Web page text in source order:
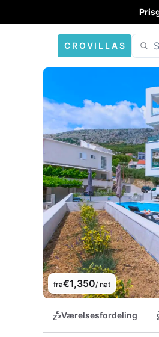
CROVILLAS
fra€1,350/ nat
Værelsesfordeling